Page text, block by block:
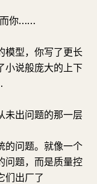
而你……
模型，你写了更长
小说般庞大的上下
未出问题的那一层
的问题。就像一个
问题，而是质量控
出厂了